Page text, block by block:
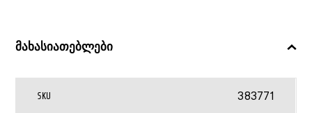
მახასიათებლები
SKU 383771